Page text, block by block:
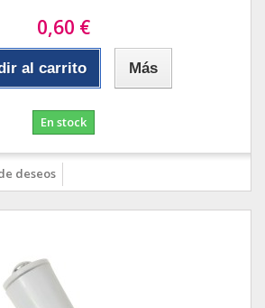
0,60 €
al carrito Más
En stock
deseos